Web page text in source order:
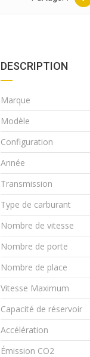
DESCRIPTION
Marque
Modèle
Configuration
Année
Transmission
Type de carburant
Nombre de vitesse
Nombre de porte
Nombre de place
Vitesse Maximum
Capacité de réservoir
Accélération
Émission CO2